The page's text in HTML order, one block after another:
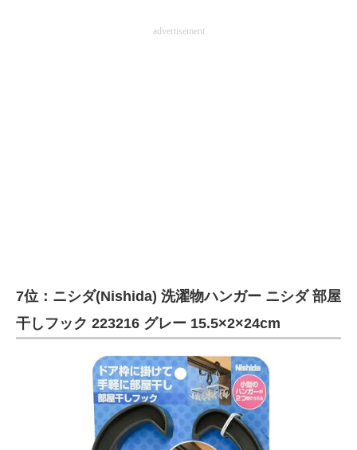
advertisement
7位：ニシダ(Nishida) 洗濯物ハンガー ニシダ 部屋
干しフック 223216 グレー 15.5×2×24cm